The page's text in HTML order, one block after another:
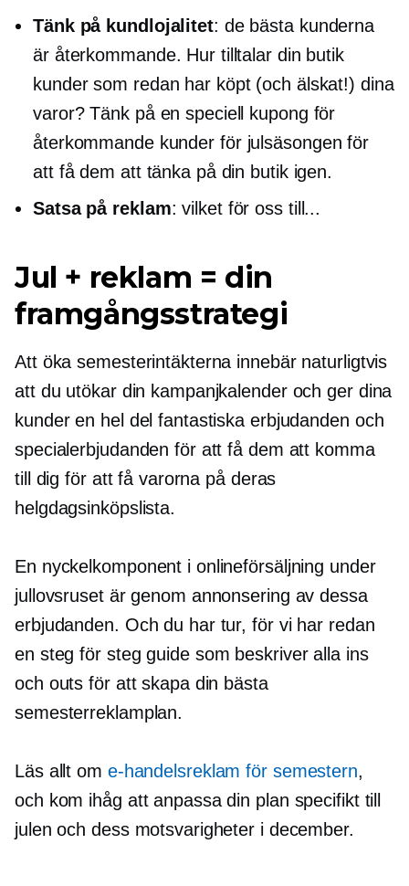
Tänk på kundlojalitet: de bästa kunderna
är återkommande. Hur tilltalar din butik
kunder som redan har köpt (och älskat!) dina
varor? Tänk på en speciell kupong för
återkommande kunder för julsäsongen för
att få dem att tänka på din butik igen.
Satsa på reklam: vilket för oss till...
Jul + reklam = din
framgångsstrategi
Att öka semesterintäkterna innebär naturligtvis
att du utökar din kampanjkalender och ger dina
kunder en hel del fantastiska erbjudanden och
specialerbjudanden för att få dem att komma
till dig för att få varorna på deras
helgdagsinköpslista.
En nyckelkomponent i onlineförsäljning under
jullovsruset är genom annonsering av dessa
erbjudanden. Och du har tur, för vi har redan
en steg för steg guide som beskriver alla ins
och outs för att skapa din bästa
semesterreklamplan.
Läs allt om e-handelsreklam för semestern,
och kom ihåg att anpassa din plan specifikt till
julen och dess motsvarigheter i december.